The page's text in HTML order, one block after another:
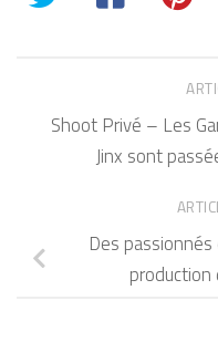
Shoot Privé – Les
Jinx sont
Des
production